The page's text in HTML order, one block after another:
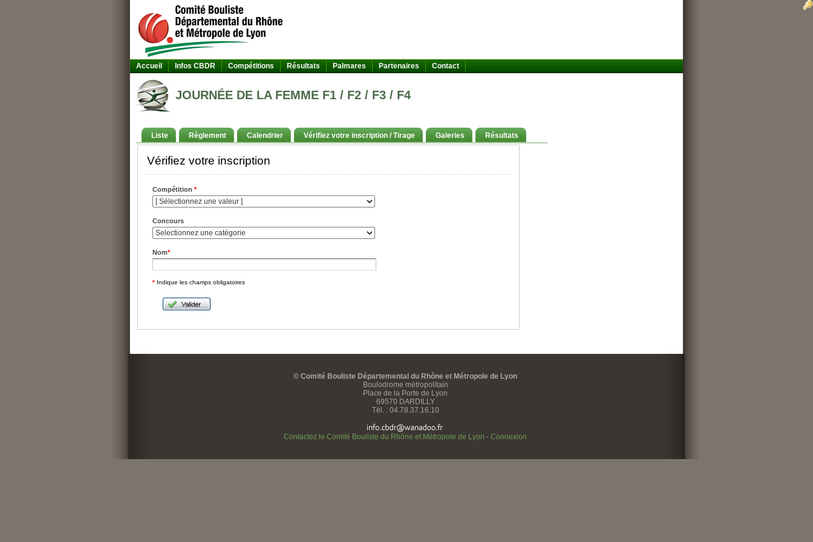
Accueil Infos CBDR Compétitions Résultats Palmares Partenaires Contact
JOURNÉE DE LA FEMME F1 / F2 / F3 / F4
Liste Règlement Calendrier Vérifiez votre inscription / Tirage Galeries Résultats
Vérifiez votre inscription
Compétition *
Concours
Nom*
* Indique les champs obligatoires
© Comité Bouliste Départemental du Rhône et Métropole de Lyon
Boulodrome métropolitain
Place de la Porte de Lyon
69570 DARDILLY
Tél. : 04.78.37.16.10
Contactez le Comité Bouliste du Rhône et Métropole de Lyon - Connexion